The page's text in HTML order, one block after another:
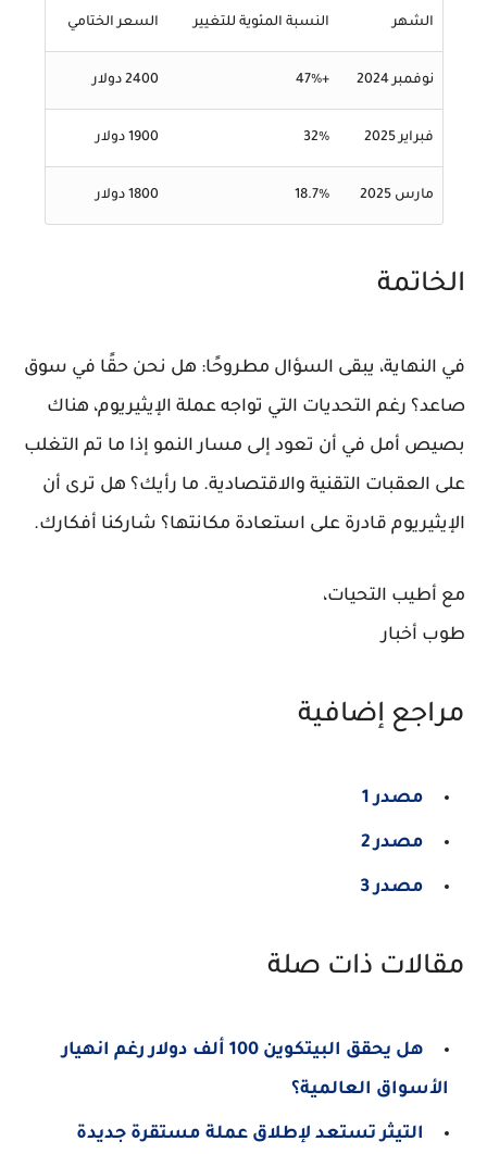
الشهر النسبة المئوية للتغيير السعر الختامي
نوفمبر 2024 +47% 2400 دولار
فبراير 2025 32% 1900 دولار
مارس 2025 18.7% 1800 دولار
الخاتمة
في النهاية، يبقى السؤال مطروحًا: هل نحن حقًا في سوق
صاعد؟ رغم التحديات التي تواجه عملة الإيثيريوم، هناك
بصيص أمل في أن تعود إلى مسار النمو إذا ما تم التغلب
على العقبات التقنية والاقتصادية. ما رأيك؟ هل ترى أن
الإيثيريوم قادرة على استعادة مكانتها؟ شاركنا أفكارك.
مع أطيب التحيات،
طوب أخبار
مراجع إضافية
مصدر 1
مصدر 2
مصدر 3
مقالات ذات صلة
هل يحقق البيتكوين 100 ألف دولار رغم انهيار
الأسواق العالمية؟
التيثر تستعد لإطلاق عملة مستقرة جديدة